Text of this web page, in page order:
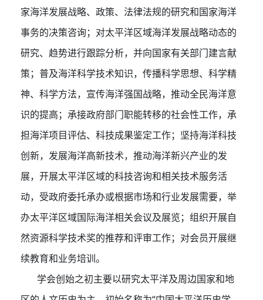
家海洋发展战略、政策、法律法规的研究和国家海洋
事务的决策咨询；对太平洋区域海洋发展战略动态的
研究、趋势进行跟踪分析，并向国家有关部门建言献
策；普及海洋科学技术知识，传播科学思想、科学精
神、科学方法，宣传海洋强国战略，推动全民海洋意
识的提高；承接政府部门职能转移的社会性工作，承
担海洋项目评估、科技成果鉴定工作；坚持海洋科技
创新，发展海洋高新技术，推动海洋新兴产业的发
展，开展太平洋区域的科技咨询和相关技术服务活
动，受政府委托承办或根据市场和行业发展需要，举
办太平洋区域国际海洋相关会议及展览；组织开展自
然资源科学技术奖的推荐和评审工作；对会员开展继
续教育和业务培训。
学会创始之初主要以研究太平洋及周边国家和地